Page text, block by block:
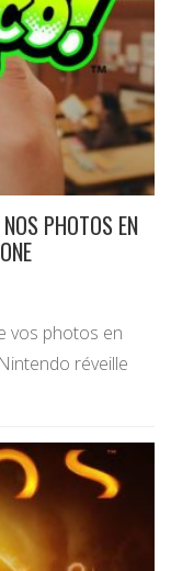
PHOTOS EN
vos photos en
réveille